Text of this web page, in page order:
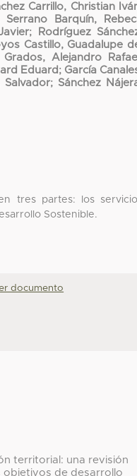
Carrillo, Christian
Serrano Barquín,
;
Rodríguez
Castillo, Guadalupe
Grados, Alejandro
Eduard ; García
Salvador; Sánchez
tres partes: los
Sostenible.
documento
territorial: una revisión
objetivos de desarrollo